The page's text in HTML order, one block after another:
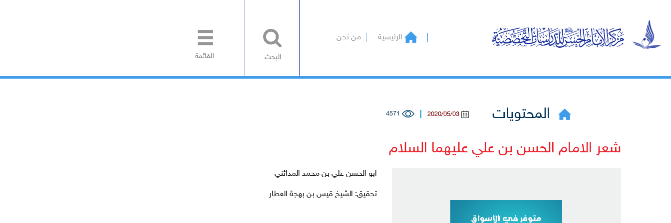
الرئيسية من نحن
المحتويات
شعر الامام الحسن بن علي عليهما السلام
ابو الحسن علي بن محمد المدائني
تحقيق: الشيخ قيس بن بهجة العطار